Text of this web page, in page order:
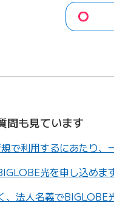
問も見ています
で利用するにあたり、
光を申し込めま
、法人名義でBIGLOBE